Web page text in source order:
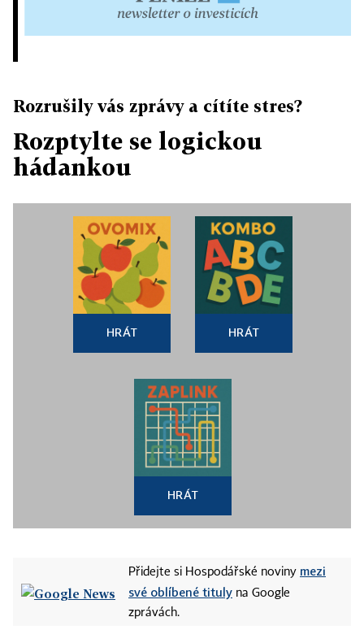
Rozrušily vás zprávy a cítíte stres?
Rozptylte se logickou
hádankou
HRÁT HRÁT
HRÁT
Přidejte si Hospodářské noviny mezi
své oblíbené tituly na Google
zprávách.